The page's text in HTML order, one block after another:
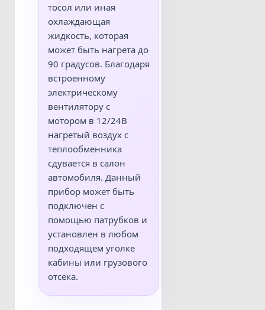
тосол или иная
охлаждающая
жидкость, которая
может быть нагрета до
90 градусов. Благодаря
встроенному
электрическому
вентилятору с
мотором в 12/24В
нагретый воздух с
теплообменника
сдувается в салон
автомобиля. Данный
прибор может быть
подключен с
помощью патрубков и
установлен в любом
подходящем уголке
кабины или грузового
отсека.